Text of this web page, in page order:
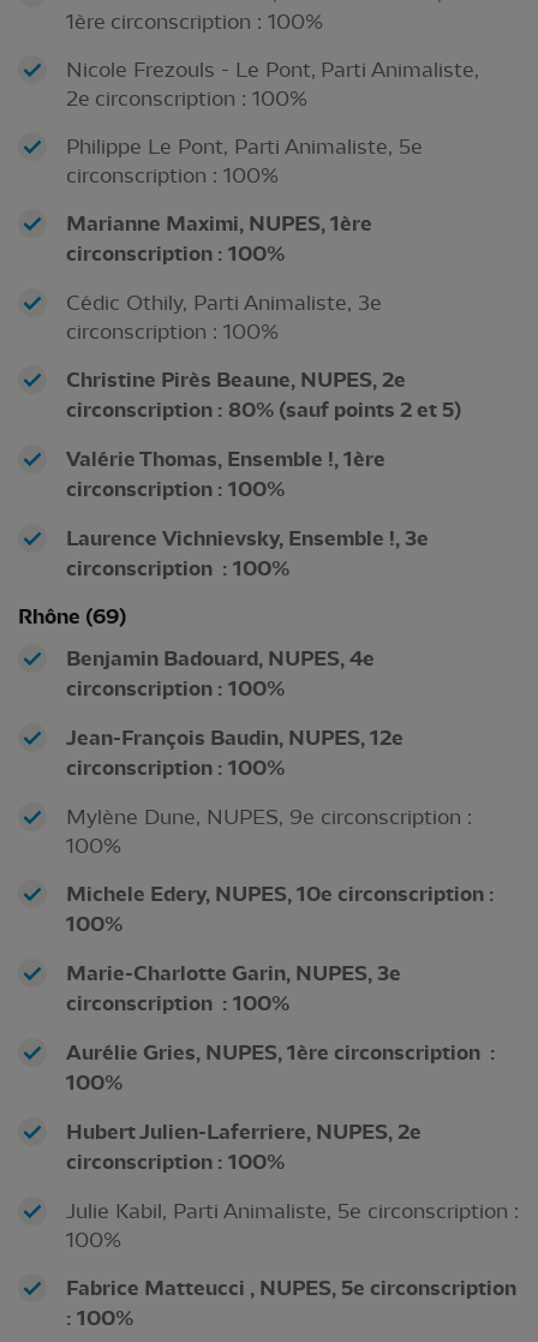
1ère circonscription : 100%
Nicole Frezouls - Le Pont, Parti Animaliste,
2e circonscription : 100%
Philippe Le Pont, Parti Animaliste, 5e
circonscription : 100%
Marianne Maximi, NUPES, 1ère
circonscription : 100%
Cédic Othily, Parti Animaliste, 3e
circonscription : 100%
Christine Pirès Beaune, NUPES, 2e
circonscription : 80% (sauf points 2 et 5)
Valérie Thomas, Ensemble !, 1ère
circonscription : 100%
Laurence Vichnievsky, Ensemble !, 3e
circonscription : 100%
Rhône (69)
Benjamin Badouard, NUPES, 4e
circonscription : 100%
Jean-François Baudin, NUPES, 12e
circonscription : 100%
Mylène Dune, NUPES, 9e circonscription :
100%
Michele Edery, NUPES, 10e circonscription :
100%
Marie-Charlotte Garin, NUPES, 3e
circonscription : 100%
Aurélie Gries, NUPES, 1ère circonscription :
100%
Hubert Julien-Laferriere, NUPES, 2e
circonscription : 100%
Julie Kabil, Parti Animaliste, 5e circonscription :
100%
Fabrice Matteucci , NUPES, 5e circonscription
: 100%